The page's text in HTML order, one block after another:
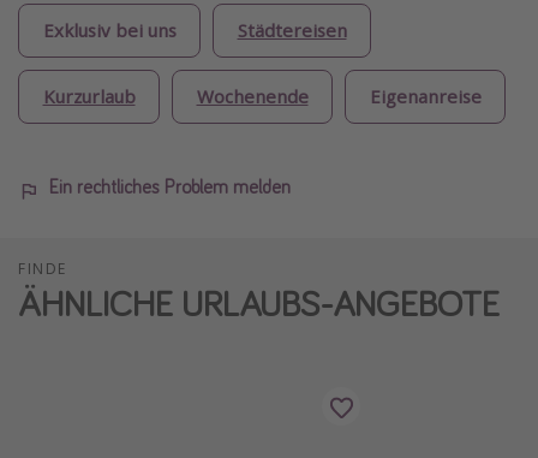
Exklusiv bei uns Städtereisen
Kurzurlaub Wochenende Eigenanreise
Ein rechtliches Problem melden
FINDE
ÄHNLICHE URLAUBS-ANGEBOTE